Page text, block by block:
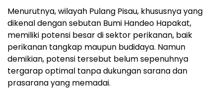
Menurutnya, wilayah Pulang Pisau, khususnya yang
dikenal dengan sebutan Bumi Handeo Hapakat,
memiliki potensi besar di sektor perikanan, baik
perikanan tangkap maupun budidaya. Namun
demikian, potensi tersebut belum sepenuhnya
tergarap optimal tanpa dukungan sarana dan
prasarana yang memadai.